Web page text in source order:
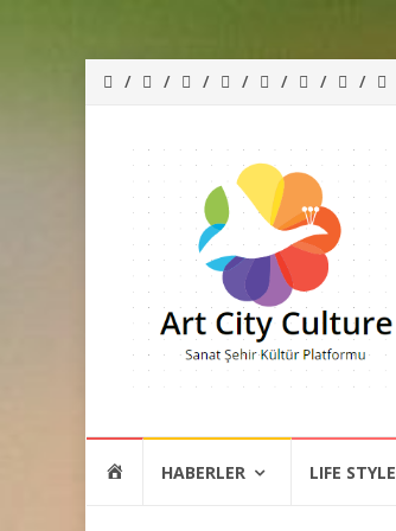
atla
HOMEHABERLER LIFE STYLE